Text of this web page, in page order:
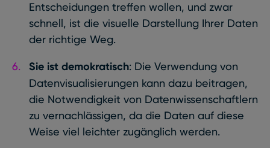
Entscheidungen treffen wollen, und zwar
schnell, ist die visuelle Darstellung Ihrer Daten
der richtige Weg.
Sie ist demokratisch: Die Verwendung von
Datenvisualisierungen kann dazu beitragen,
die Notwendigkeit von Datenwissenschaftlern
zu vernachlässigen, da die Daten auf diese
Weise viel leichter zugänglich werden.